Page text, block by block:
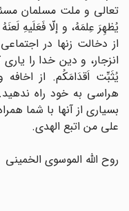
تعالی و ملت مسلمان
یُظهِرَ عِلمَهُ، و إلّا فَعَلَیهِ
از دخالت زنها در
انزجار، و دین خدا را یاری
یُثَبِّت اَقدَامَکُم. از اخافه
هراسی به خود راه ندهید.
بسیاری از آنها با شما
علی من اتبع الهدی.
روح الله الموسوی الخمینی‌